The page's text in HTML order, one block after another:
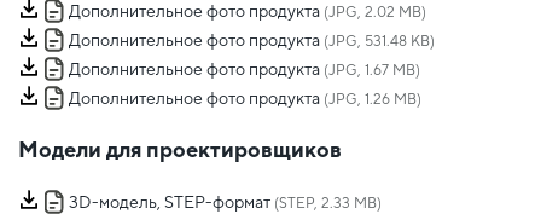
Дополнительное фото продукта (JPG, 2.02 MB)
Дополнительное фото продукта (JPG, 531.48 KB)
Дополнительное фото продукта (JPG, 1.67 MB)
Дополнительное фото продукта (JPG, 1.26 MB)
Модели для проектировщиков
3D-модель, STEP-формат (STEP, 2.33 MB)